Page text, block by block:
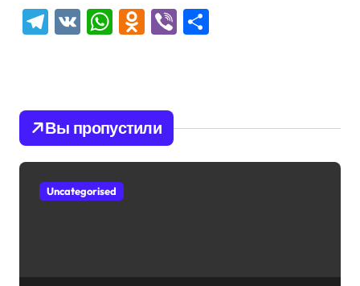
Telegram
VK WhatsApp
Odnoklassniki
Viber
Вы пропустили
Uncategorised